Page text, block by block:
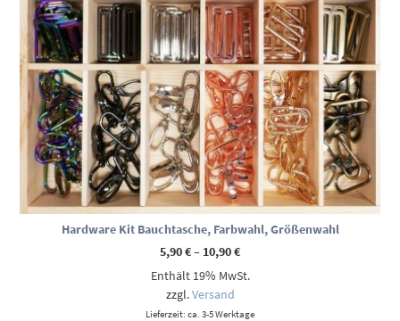
Hardware Kit Bauchtasche, Farbwahl, Größenwahl
5,90€– 10,90€Preisspanne:
bis
Enthält 19% MwSt.
zzgl.Versand
Lieferzeit: ca. 3-5 Werktage